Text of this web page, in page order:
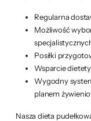
Regularna
Możliwość
Posiłki
Wsparcie
Wygodny
planem
Nasza dieta